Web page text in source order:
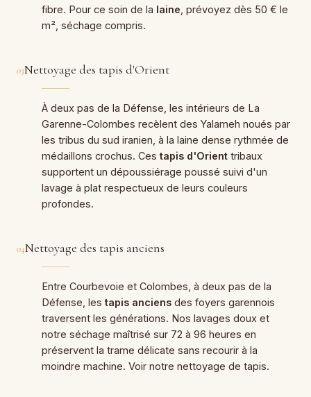
fibre. Pour ce soin de la laine , prévoyez dès 50 € le
m², séchage compris.
03Nettoyage des tapis d'Orient
À deux pas de la Défense, les intérieurs de La
Garenne-Colombes recèlent des Yalameh noués par
les tribus du sud iranien, à la laine dense rythmée de
médaillons crochus. Cestapis d'Orient tribaux
supportent un dépoussiérage poussé suivi d'un
lavage à plat respectueux de leurs couleurs
profondes.
04Nettoyage des tapis anciens
Entre Courbevoie et Colombes, à deux pas de la
Défense, lestapis anciens des foyers garennois
traversent les générations. Nos lavages doux et
notre séchage maîtrisé sur 72 à 96 heures en
préservent la trame délicate sans recourir à la
moindre machine. Voir notre nettoyage de tapis.